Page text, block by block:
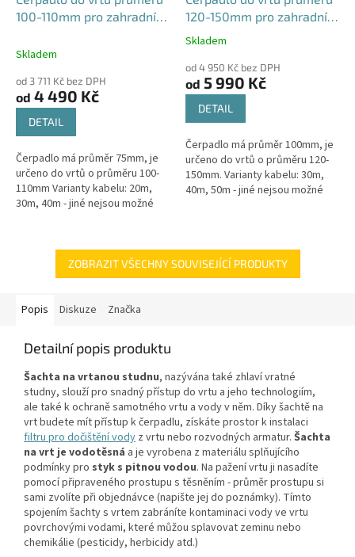
100-110mm pro zahradní
Skladem
od 3 711 Kč bez DPH
od 4 490 Kč
DETAIL
Čerpadlo má průměr 75mm, je
určeno do vrtů o průměru 100-
110mm Varianty kabelu: 20m,
30m, 40m - jiné nejsou možné
120-150mm pro zahradní
použití, 4STM
Průměrné
produktu
je
hvězdiček.
Skladem
od 4 950 Kč bez DPH
od 5 990 Kč
DETAIL
Čerpadlo má průměr 100mm, je
určeno do vrtů o průměru 120-
150mm. Varianty kabelu: 30m,
40m, 50m - jiné nejsou možné
ZOBRAZIT VŠECHNY SOUVISEJÍCÍ PRODUKTY
Popis Diskuze Značka
Detailní popis produktu
Šachta na vrtanou studnu, nazývána také zhlaví vratné
studny, slouží pro snadný přístup do vrtu a jeho technologiím,
ale také k ochraně samotného vrtu a vody v něm. Díky šachtě na
vrt budete mít přístup k čerpadlu, získáte prostor k instalaci
filtru pro dočištění vody z vrtu nebo rozvodných armatur. Šachta
na vrt je vodotěsná a je vyrobena z materiálu splňujícího
podmínky pro styk s pitnou vodou. Na pažení vrtu ji nasadíte
pomocí připraveného prostupu s těsněním - průměr prostupu si
sami zvolíte při objednávce (napište jej do poznámky). Tímto
spojením šachty s vrtem zabráníte kontaminaci vody ve vrtu
povrchovými vodami, které můžou splavovat zeminu nebo
chemikálie (pesticidy, herbicidy atd.)